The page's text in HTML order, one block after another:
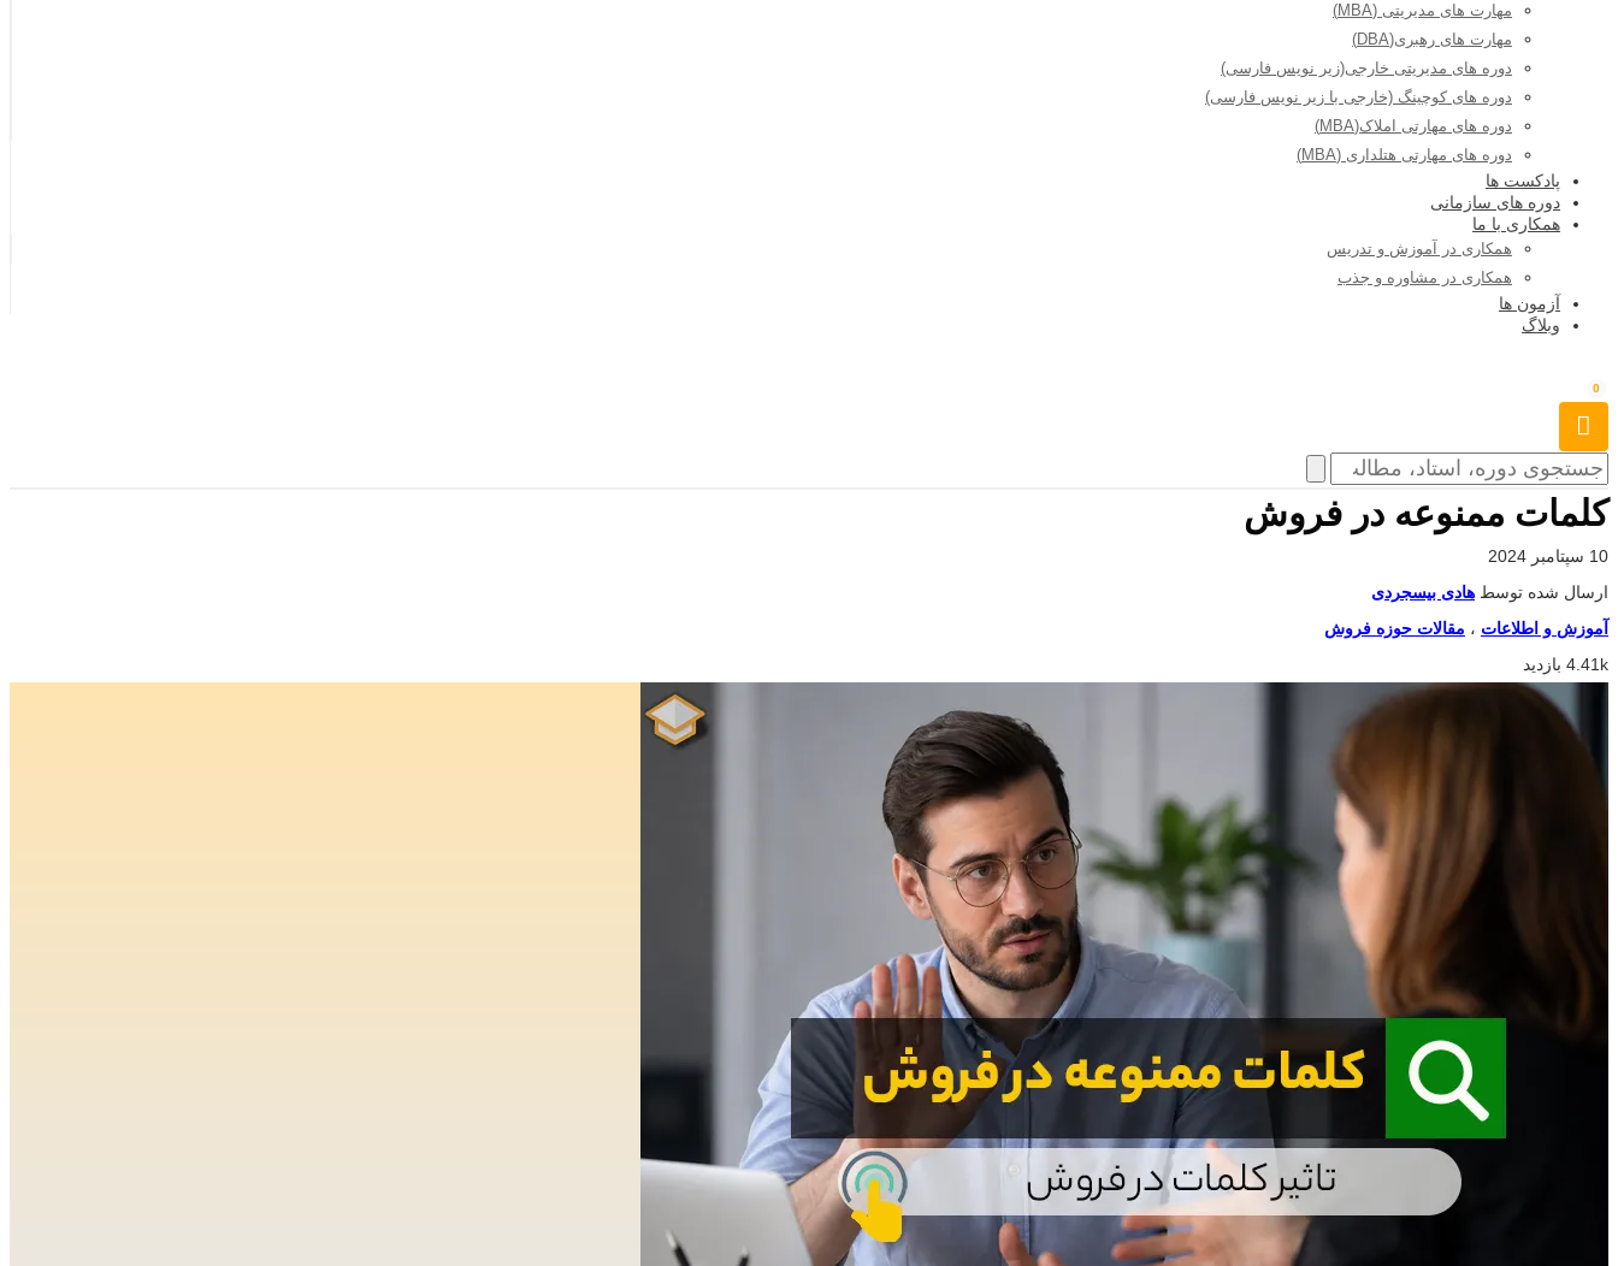
مهارت های مدیریتی (MBA)
مهارت های رهبری(DBA)
دوره های مدیریتی خارجی(زیر نویس فارسی)
دوره های کوچینگ (خارجی با زیر نویس فارسی)
دوره های مهارتی املاک(MBA)
دوره های مهارتی هتلداری (MBA)
پادکست ها
دوره های سازمانی
همکاری با ما
همکاری در آموزش و تدریس
همکاری در مشاوره و جذب
آزمون ها
وبلاگ
0
کلمات ممنوعه در فروش
10 سپتامبر 2024
ارسال شده توسط هادی بیسجردی
آموزش و اطلاعات ، مقالات حوزه فروش
4.41k بازدید